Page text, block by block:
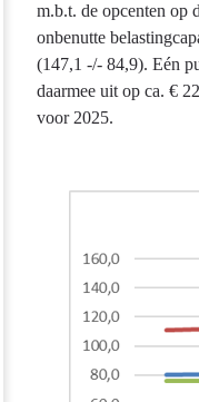
m.b.t. de opcenten op
onbenutte
(147,1 -/- 84,9). Eén
daarmee uit op ca. €
voor 2025.